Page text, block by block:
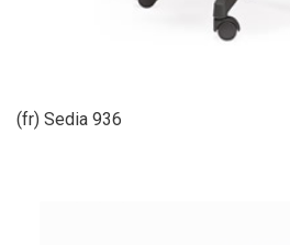
(fr) Sedia 936